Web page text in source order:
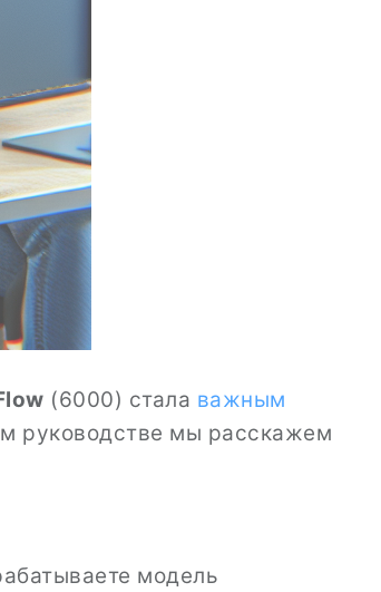
(6000) стала важным
руководстве мы расскажем
модель